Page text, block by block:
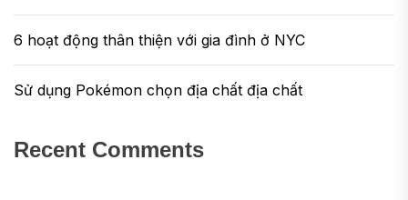
6 hoạt động thân thiện với gia đình ở NYC
Sử dụng Pokémon chọn địa chất địa chất
Recent Comments